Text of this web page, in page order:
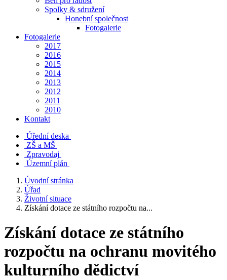
Spolky & sdružení
Honební společnost
Fotogalerie
Fotogalerie
2017
2016
2015
2014
2013
2012
2011
2010
Kontakt
Úřední deska
ZŠ a MŠ
Zpravodaj
Územní plán
Úvodní stránka
Úřad
Životní situace
Získání dotace ze státního rozpočtu na...
Získání dotace ze státního
rozpočtu na ochranu movitého
kulturního dědictví